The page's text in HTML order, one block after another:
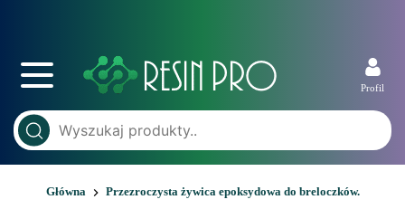
Profil
Główna Przezroczysta żywica epoksydowa do breloczków.